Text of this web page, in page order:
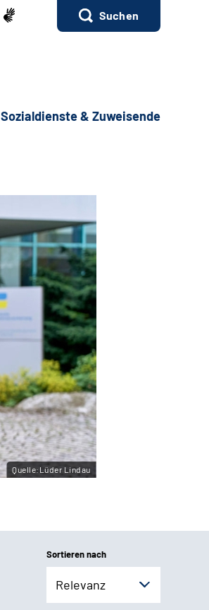
Suchen
Sozialdienste & Zuweisende
Quelle:Lüder Lindau
Sortieren nach
Relevanz